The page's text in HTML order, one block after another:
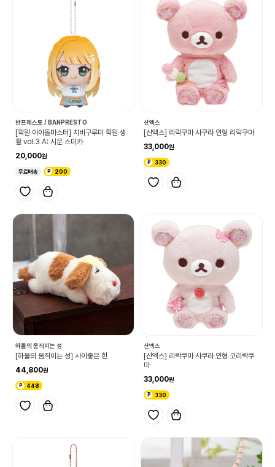
반프레스토 / BANPRESTO
[학원 아이돌마스터] 치비구루미 학원 생
활 vol.3 A: 시운 스미카
20,000
무료배송 200
산엑스
[산엑스] 리락쿠마 사쿠라 인형 리락쿠마
33,000
330
하울의 움직이는 성
[하울의 움직이는 성] 사이좋은 힌
44,800
448
산엑스
[산엑스] 리락쿠마 사쿠라 인형 코리락쿠
마
33,000
330